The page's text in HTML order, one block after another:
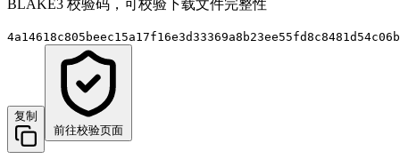
BLAKE3 校验码，可校验下载文件完整性
复制
前往校验页面